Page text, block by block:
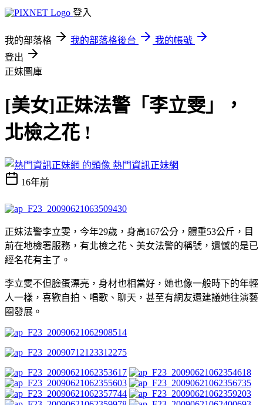
登入
我的部落格 我的部落格後台
我的帳號
登出
正妹圖庫
[美女]正妹法警「李立雯」，
北檢之花 !
熱門資訊正妹網
16年前
正妹法警李立雯，今年29歲，身高167公分，體重53公斤，目
前在地檢署服務，有北檢之花、美女法警的稱號，遺憾的是已
經名花有主了。
李立雯不但臉蛋漂亮，身材也相當好，她也像一般時下的年輕
人一樣，喜歡自拍、唱歌、聊天，甚至有網友還建議她往演藝
圈發展。